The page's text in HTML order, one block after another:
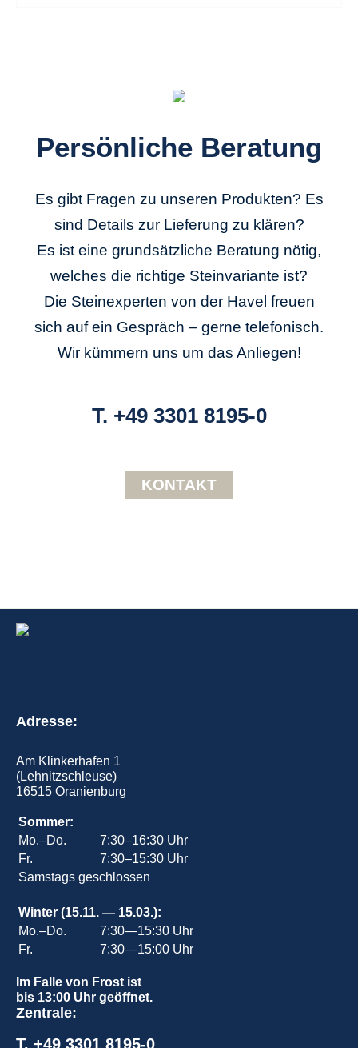
Persönliche Beratung
Es gibt Fragen zu unseren Produkten? Es
sind Details zur Lieferung zu klären?
Es ist eine grundsätzliche Beratung nötig,
welches die richtige Steinvariante ist?
Die Steinexperten von der Havel freuen
sich auf ein Gespräch – gerne telefonisch.
Wir kümmern uns um das Anliegen!
T. +49 3301 8195-0
KONTAKT
Adresse:
Am Klinkerhafen 1
(Lehnitzschleuse)
16515 Oranienburg
Sommer:
Mo.–Do.
7:30–16:30 Uhr
Fr.
7:30–15:30 Uhr
Samstags geschlossen
Winter (15.11. — 15.03.):
Mo.–Do.
7:30—15:30 Uhr
Fr.
7:30—15:00 Uhr
Im Falle von Frost ist
bis 13:00 Uhr geöffnet.
Zentrale:
T. +49 3301 8195-0